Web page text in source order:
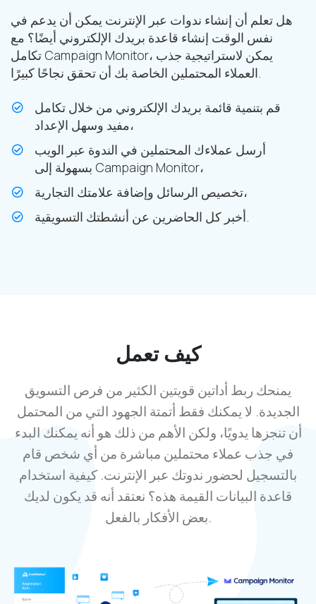
هل تعلم أن إنشاء ندوات عبر الإنترنت يمكن أن يدعم في
نفس الوقت إنشاء قاعدة بريدك الإلكتروني أيضًا؟ مع
تكامل Campaign Monitor، يمكن لاستراتيجية جذب
العملاء المحتملين الخاصة بك أن تحقق نجاحًا كبيرًا.
قم بتنمية قائمة بريدك الإلكتروني من خلال تكامل
مفيد وسهل الإعداد،
أرسل عملاءك المحتملين في الندوة عبر الويب
بسهولة إلى Campaign Monitor،
تخصيص الرسائل وإضافة علامتك التجارية،
أخبر كل الحاضرين عن أنشطتك التسويقية.
كيف تعمل
يمنحك ربط أداتين قويتين الكثير من فرص التسويق
الجديدة. لا يمكنك فقط أتمتة الجهود التي من المحتمل
أن تنجزها يدويًا، ولكن الأهم من ذلك هو أنه يمكنك البدء
في جذب عملاء محتملين مباشرة من أي شخص قام
بالتسجيل لحضور ندوتك عبر الإنترنت. كيفية استخدام
قاعدة البيانات القيمة هذه؟ نعتقد أنه قد يكون لديك
بعض الأفكار بالفعل.